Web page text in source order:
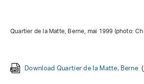
Quartier de la Matte, Berne, mai 1999 (photo:
Download Quartier de la Matte, Berne
Download Quartier de Gwatt, Thoune
Download Utoquai à Zurich(jpg, 2 Mo)
Kappelbrücke
Download La Reuss à Lucerne(jpg, 2